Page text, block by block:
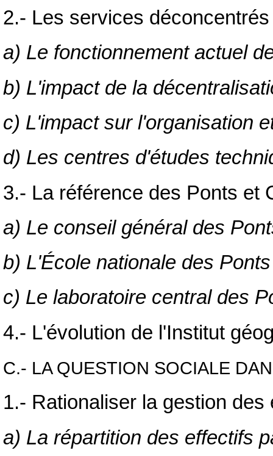
2.- Les services
a) Le fonctionnement actuel
b) L'impact de la
c) L'impact sur l'organisation
d) Les centres d'études
3.- La référence des Ponts et
a) Le conseil général des
b) L'École nationale des
c) Le laboratoire central des
4.- L'évolution de l'Institut
C.- LA QUESTION SOCIALE
1.- Rationaliser la gestion
a) La répartition des effectifs